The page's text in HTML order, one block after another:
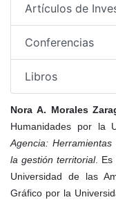
Artículos de
Conferencias
Libros
Nora A. Morales
Humanidades por la
Agencia:
la gestión territorial. Es
Universidad de las
Gráfico por la